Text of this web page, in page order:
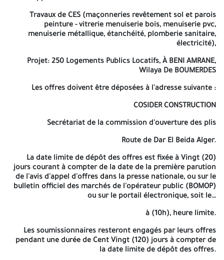
Projet: 250 Logements Publics Locatifs, À BENI AMRANE, Wilaya
De BOUMERDES
Les offres doivent être déposées à l'adresse suivante :
COSIDER CONSTRUCTION
Secrétariat de la commission d'ouverture des plis
La date limite de dépôt des offres est fixée à Vingt (20) jours
courant à compter de la date de la première parution de l'avis
d'appel d'offres dans la presse nationale, ou sur le bulletin
officiel des marchés de l'opérateur public (BOMOP) ou sur le
portail électronique, soit le…
à (10h), heure limite.
Les soumissionnaires resteront engagés par leurs offres pendant
une durée de Cent Vingt (120) jours à compter de la date limite
de dépôt des offres.
Travaux de CES (maçonneries revêtement sol et parois
peinture - vitrerie menuiserie bois, menuiserie pvc,
menuiserie métallique, étanchéité, plomberie sanitaire,
électricité),
Projet: 250 Logements Publics Locatifs, À BENI AMRANE,
Wilaya De BOUMERDES
Les offres doivent être déposées à l'adresse suivante :
COSIDER CONSTRUCTION
Secrétariat de la commission d'ouverture des plis
Route de Dar El Beida Alger.
La date limite de dépôt des offres est fixée à Vingt (20)
jours courant à compter de la date de la première parution
de l'avis d'appel d'offres dans la presse nationale, ou sur le
bulletin officiel des marchés de l'opérateur public (BOMOP)
ou sur le portail électronique, soit le…
à (10h), heure limite.
Les soumissionnaires resteront engagés par leurs offres
pendant une durée de Cent Vingt (120) jours à compter de
la date limite de dépôt des offres.